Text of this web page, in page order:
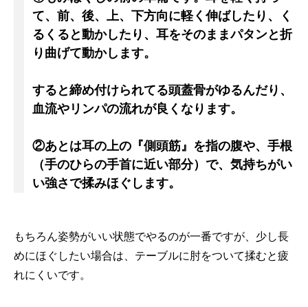
て、前、後、上、下方向に軽く伸ばしたり、く
るくると動かしたり、耳をそのままパタンと折
り曲げて動かします。
すると締め付けられてる頭蓋骨がゆるんだり、
血流やリンパの流れが良くなります。
②あとは耳の上の『側頭筋』を指の腹や、手根
（手のひらの手首に近い部分）で、気持ちがい
い強さで揉みほぐします。
もちろん姿勢がいい状態でやるのが一番ですが、少し長
めにほぐしたい場合は、テーブルに肘をついて揉むと疲
れにくいです。